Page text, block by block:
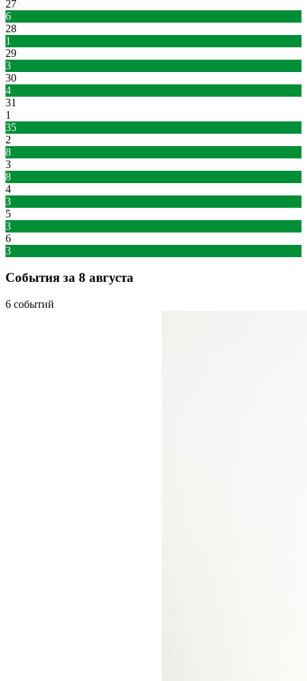
27
6
28
1
29
3
30
4
31
1
35
2
8
3
8
4
3
5
3
6
3
События за 8 августа
6 событий